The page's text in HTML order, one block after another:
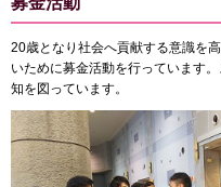
20歳となり社会へ貢献する意識を
いために募金活動を行っています
知を図っています。